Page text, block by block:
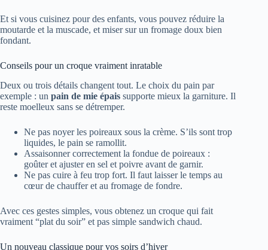
Et si vous cuisinez pour des enfants, vous pouvez réduire la
moutarde et la muscade, et miser sur un fromage doux bien
fondant.
Conseils pour un croque vraiment inratable
Deux ou trois détails changent tout. Le choix du pain par
exemple : un pain de mie épais supporte mieux la garniture. Il
reste moelleux sans se détremper.
Ne pas noyer les poireaux sous la crème. S’ils sont trop
liquides, le pain se ramollit.
Assaisonner correctement la fondue de poireaux :
goûter et ajuster en sel et poivre avant de garnir.
Ne pas cuire à feu trop fort. Il faut laisser le temps au
cœur de chauffer et au fromage de fondre.
Avec ces gestes simples, vous obtenez un croque qui fait
vraiment “plat du soir” et pas simple sandwich chaud.
Un nouveau classique pour vos soirs d’hiver